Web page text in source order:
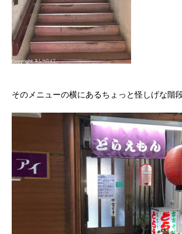
そのメニューの横にあるちょっと怪しげな階